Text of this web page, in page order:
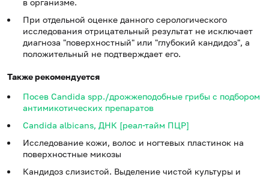
в организме.
При отдельной оценке данного серологического
исследования отрицательный результат не исключает
диагноза "поверхностный" или "глубокий кандидоз", а
положительный не подтверждает его.
Также рекомендуется
Посев Candida spp./дрожжеподобные грибы с подбором
антимикотических препаратов
Candida albicans, ДНК [реал-тайм ПЦР]
Исследование кожи, волос и ногтевых пластинок на
поверхностные микозы
Кандидоз слизистой. Выделение чистой культуры и